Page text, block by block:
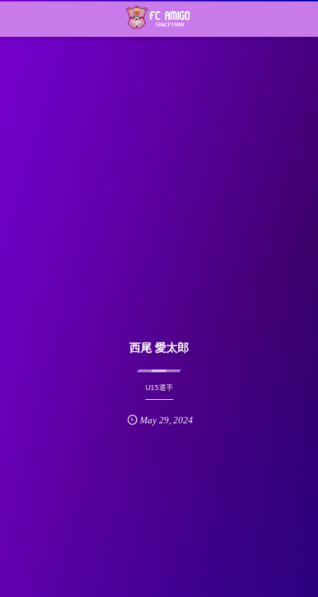
西尾 愛太郎
U15選手
May 29 ,2024